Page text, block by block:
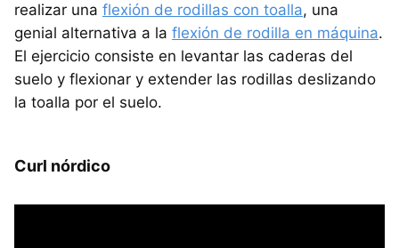
realizar una flexión de rodillas con toalla, una
genial alternativa a la flexión de rodilla en máquina.
El ejercicio consiste en levantar las caderas del
suelo y flexionar y extender las rodillas deslizando
la toalla por el suelo.
Curl nórdico